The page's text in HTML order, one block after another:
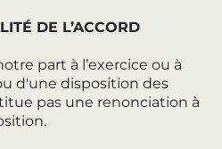
DE L’ACCORD
part à l’exercice ou à
d'une disposition des
pas une renonciation à